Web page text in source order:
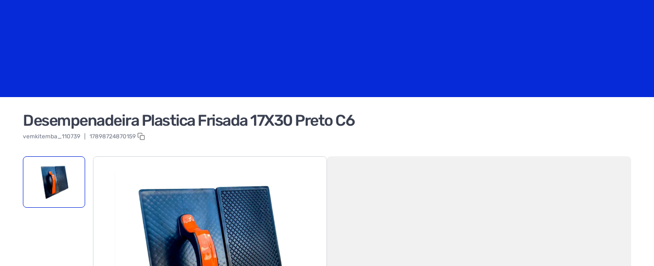
Desempenadeira Plastica Frisada 17X30 Preto C6
vemkitemba_110739 17898724870159